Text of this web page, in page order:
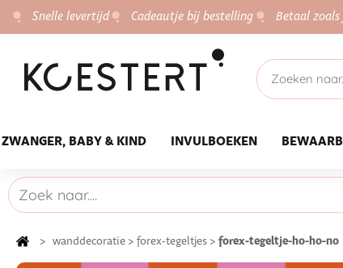
Snelle levertijd Cadeautje bij bestelling Betaal
ZWANGER, BABY & KIND INVULBOEKEN
> wanddecoratie > forex-tegeltjes > forex-tegeltje-ho-ho-no